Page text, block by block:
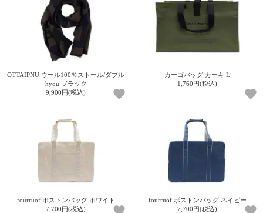
OTTAIPNU ウール100％ストール/ダブル
hyou ブラック
9,900円(税込)
カーゴバッグ カーキ L
1,760円(税込)
fourruof ボストンバッグ ホワイト
7,700円(税込)
fourruof ボストンバッグ ネイビー
7,700円(税込)